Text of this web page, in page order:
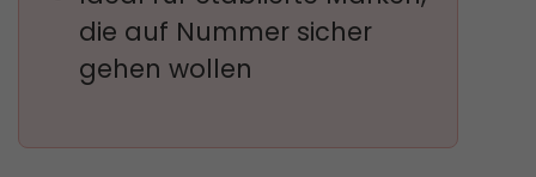
die auf Nummer sicher
gehen wollen